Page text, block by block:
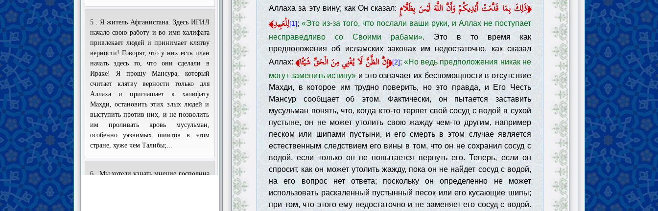
Аллаха за эту вину; как Он сказал: ﴿ذَلِكَ بِمَا قَدَّمَتْ أَيْدِيكُمْ وَأَنَّ اللَّهَ لَيْسَ بِظَلَّامٍ
لِلْعَبِيدِ﴾[1];«Это из-за того, что послали ваши руки, и Аллах не поступает
несправедливо со Своими рабами». Это в то время как
предположения об исламских законах им недостаточно, как сказал
Аллах:﴿إِنَّ الظَّنَّ لَا يُغْنِي مِنَ الْحَقِّ شَيْئًا﴾[2]; «Но ведь предположения никак не
могут заменить истину» и это означает их беспомощности в отсутствие
Махди, в которое им трудно поверить, но это правда, и Его Честь
Мансур сообщает об этом. Фактически, он пытается заставить
мусульман понять, что, когда кто-то теряет свой сосуд с водой в сухой
пустыне, он не может утолить свою жажду чем-то другим, например
песком или шипами пустыни, и его смерть в этом случае является
естественным следствием его вины в том, что он не сохранил сосуд с
водой, если только он не попытается вернуть его. Теперь, если он
спросит, как он может утолить жажду, пока он не найдет сосуд с водой,
на его вопрос нет ответа; поскольку он определенно не может
использовать раскаленный пустынный песок или его кусающие шипы;
при том, что этого ему недостаточно и не заменяет его сосуд с водой.
5 . Я житель Афганистана. Здесь ИГИЛ
начало свою работу и во имя халифата
привлекает людей и принимает клятву
верности! Говорят, что у них есть план
начать здесь то, что они сделали в
Ираке! Я прошу Мансура, который
считает клятву верности только для
Аллаха и приглашает к халифату
Махди, остановить этих злых людей и
выступить против них, и не позволить
им проливать кровь мусульман,
особенно уязвимых шиитов в этом
стране, хуже чем Талибы;...
6 . Мы хотели узнать мнение господина